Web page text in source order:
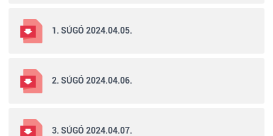
1. SÚGÓ 2024.04.05.
2. SÚGÓ 2024.04.06.
3. SÚGÓ 2024.04.07.